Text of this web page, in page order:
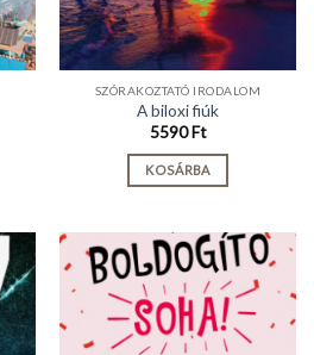
SZÓRAKOZTATÓ IRODALOM
A biloxi fiúk
5590Ft
KOSÁRBA